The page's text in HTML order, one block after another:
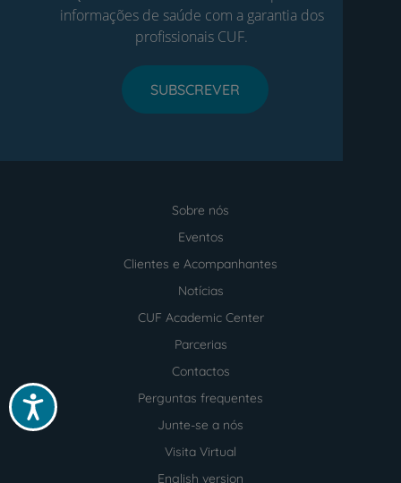
Acessibilidade
informações de saúde com a garantia dos
profissionais CUF.
SUBSCREVER
Sobre nós
Eventos
Clientes e Acompanhantes
Notícias
CUF Academic Center
Parcerias
Contactos
Perguntas frequentes
Junte-se a nós
Visita Virtual
English version